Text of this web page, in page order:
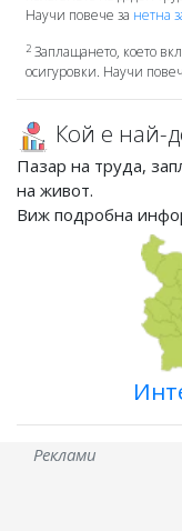
Научи повече за нетна
2Заплащането, което
осигуровки. Научи
Кой е най-
Пазар на труда,
на живот.
Виж подробна
Реклами